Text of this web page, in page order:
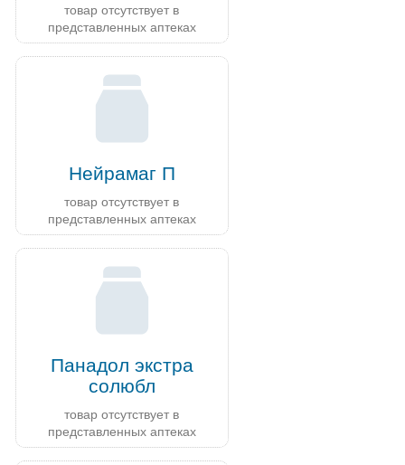
товар отсутствует в
представленных аптеках
Нейрамаг П
товар отсутствует в
представленных аптеках
Панадол экстра
солюбл
товар отсутствует в
представленных аптеках